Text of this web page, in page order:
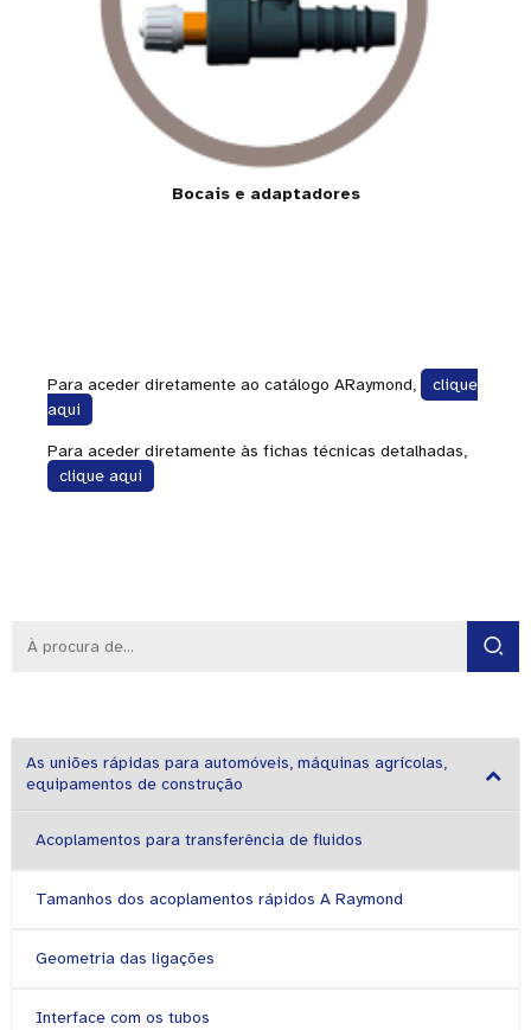
Bocais e adaptadores
Para aceder diretamente ao catálogo ARaymond,
clique
aqui
Para aceder diretamente às fichas técnicas detalhadas,
clique aqui
As uniões rápidas para automóveis, máquinas agrícolas,
equipamentos de construção
Acoplamentos para transferência de fluidos
Tamanhos dos acoplamentos rápidos A Raymond
Geometria das ligações
Interface com os tubos